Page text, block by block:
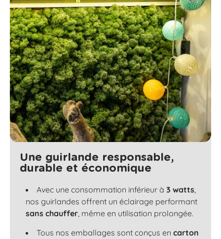
Une guirlande responsable,
durable et économique
Avec une consommation inférieur à 3 watts,
nos guirlandes offrent un éclairage performant
sans chauffer, même en utilisation prolongée.
Tous nos emballages sont conçus en carton